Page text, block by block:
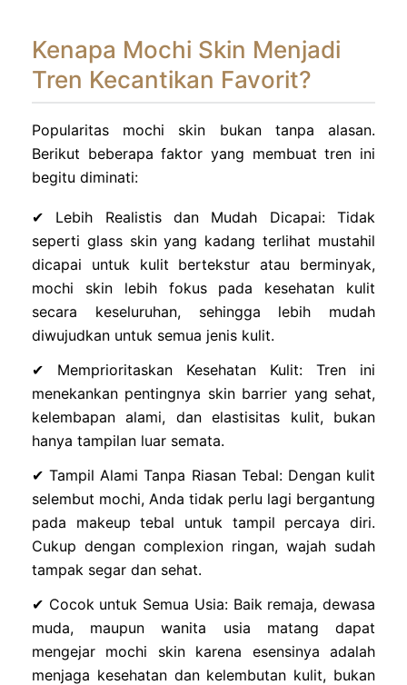
Kenapa Mochi Skin Menjadi
Tren Kecantikan Favorit?
Popularitas mochi skin bukan tanpa alasan.
Berikut beberapa faktor yang membuat tren ini
begitu diminati:
✔ Lebih Realistis dan Mudah Dicapai: Tidak
seperti glass skin yang kadang terlihat mustahil
dicapai untuk kulit bertekstur atau berminyak,
mochi skin lebih fokus pada kesehatan kulit
secara keseluruhan, sehingga lebih mudah
diwujudkan untuk semua jenis kulit.
✔ Memprioritaskan Kesehatan Kulit: Tren ini
menekankan pentingnya skin barrier yang sehat,
kelembapan alami, dan elastisitas kulit, bukan
hanya tampilan luar semata.
✔ Tampil Alami Tanpa Riasan Tebal: Dengan kulit
selembut mochi, Anda tidak perlu lagi bergantung
pada makeup tebal untuk tampil percaya diri.
Cukup dengan complexion ringan, wajah sudah
tampak segar dan sehat.
✔ Cocok untuk Semua Usia: Baik remaja, dewasa
muda, maupun wanita usia matang dapat
mengejar mochi skin karena esensinya adalah
menjaga kesehatan dan kelembutan kulit, bukan